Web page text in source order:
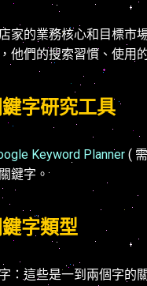
家的業務核心和目標市
他們的搜索習慣、使用
字研究工具
Keyword Planner (
鍵字。
字類型
：這些是一到兩個字的